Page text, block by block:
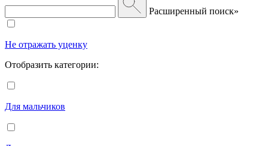
Расширенный поиск»
Не отражать уценку
Отобразить категории:
Для мальчиков